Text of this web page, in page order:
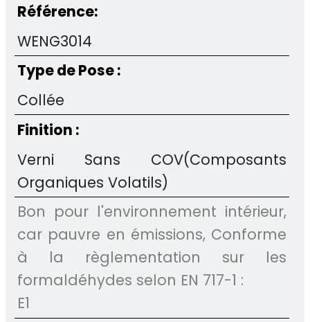
Référence:
WENG3014
Type de Pose :
Collée
Finition :
Verni Sans COV(Composants
Organiques Volatils)
Bon pour l'environnement intérieur,
car pauvre en émissions, Conforme
à la règlementation sur les
formaldéhydes selon EN 717-1 :
E1